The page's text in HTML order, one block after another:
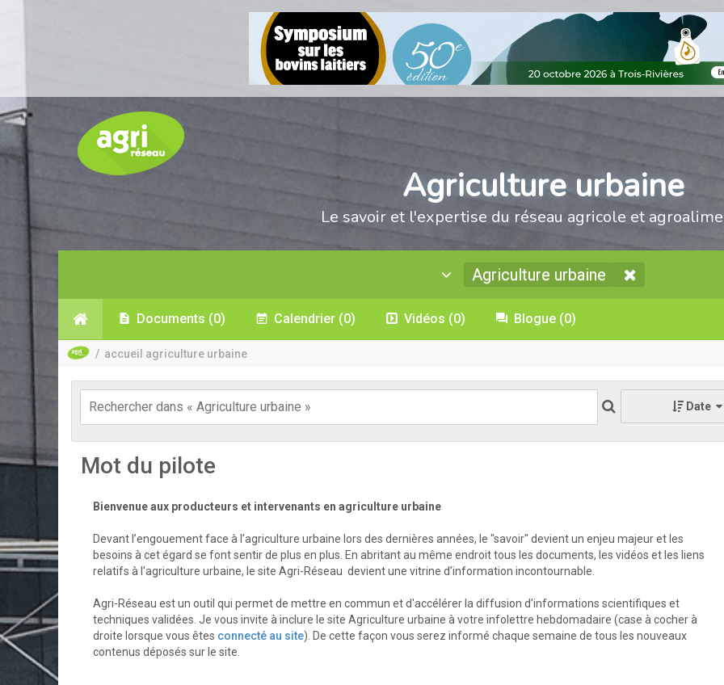
Agriculture urbaine
Le savoir et l'expertise du réseau agricole et
Agriculture urbaine
Documents (0) Calendrier (0) Vidéos (0) Blogue (0)
/ accueil agriculture urbaine
Date
Mot du pilote
Bienvenue aux producteurs et intervenants en agriculture urbaine
Devant l’engouement face à l’agriculture urbaine lors des dernières années, le "savoir" devient un enjeu majeur et les
besoins à cet égard se font sentir de plus en plus. En abritant au même endroit tous les documents, les vidéos et les liens
relatifs à l’agriculture urbaine, le site Agri-Réseau devient une vitrine d’information incontournable.
Agri-Réseau est un outil qui permet de mettre en commun et d'accélérer la diffusion d’informations scientifiques et
techniques validées. Je vous invite à inclure le site Agriculture urbaine à votre infolettre hebdomadaire (case à cocher à
droite lorsque vous êtes connecté au site). De cette façon vous serez informé chaque semaine de tous les nouveaux
contenus déposés sur le site.